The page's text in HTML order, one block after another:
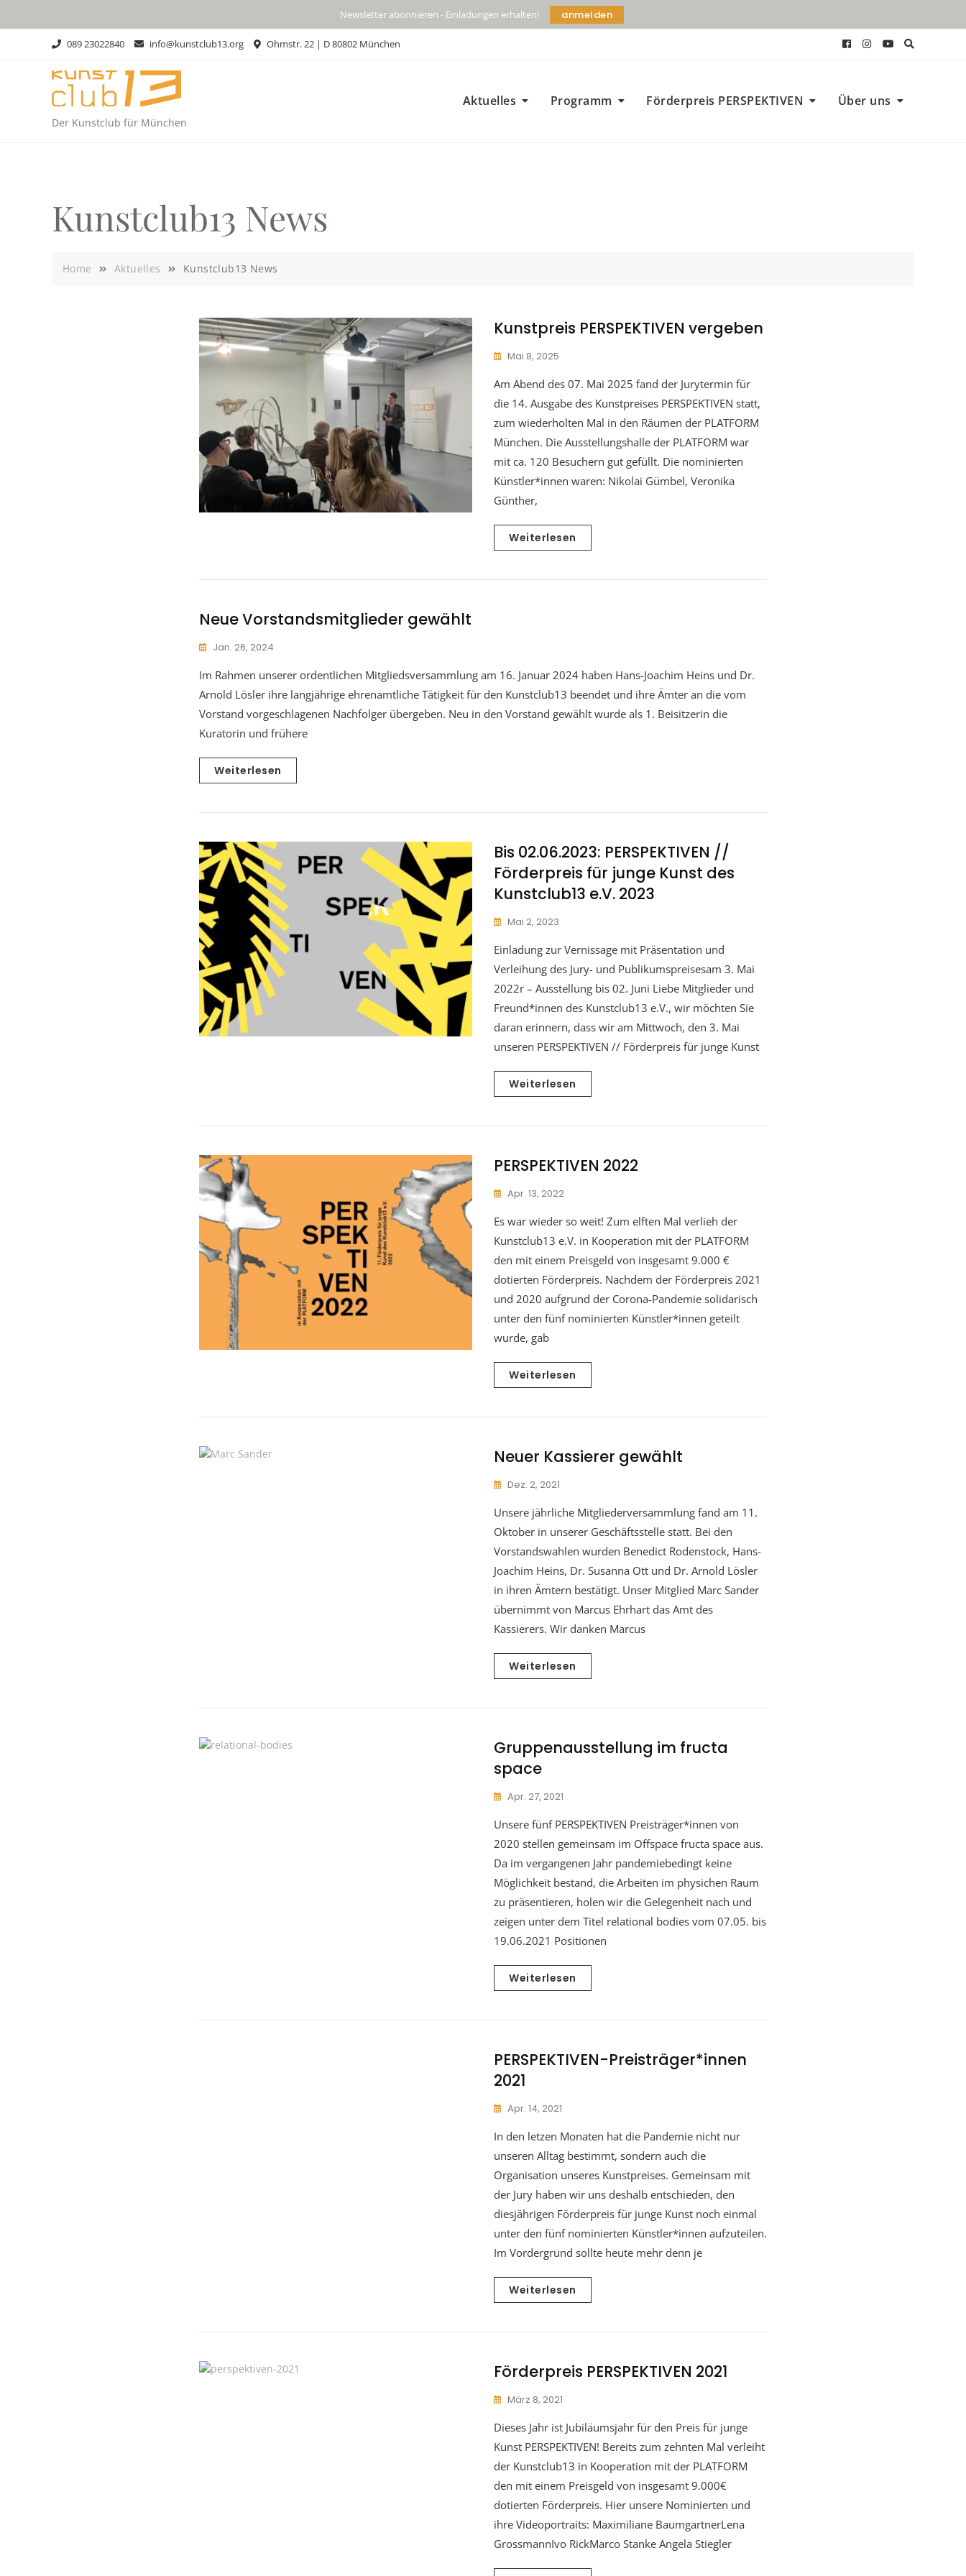
Newsletter abonnieren - Einladungen erhalten! anmelden
089 23022840 info@kunstclub13.org Ohmstr. 22 | D 80802 München
Der Kunstclub für München
Aktuelles Programm Förderpreis PERSPEKTIVEN Über uns
Kunstclub13 News
Home Aktuelles Kunstclub13 News
Kunstpreis PERSPEKTIVEN vergeben
Mai 8, 2025
Am Abend des 07. Mai 2025 fand der Jurytermin für
die 14. Ausgabe des Kunstpreises PERSPEKTIVEN statt,
zum wiederholten Mal in den Räumen der PLATFORM
München. Die Ausstellungshalle der PLATFORM war
mit ca. 120 Besuchern gut gefüllt. Die nominierten
Künstler*innen waren: Nikolai Gümbel, Veronika
Günther,
Weiterlesen
Neue Vorstandsmitglieder gewählt
Jan. 26, 2024
Im Rahmen unserer ordentlichen Mitgliedsversammlung am 16. Januar 2024 haben Hans-Joachim Heins und Dr.
Arnold Lösler ihre langjährige ehrenamtliche Tätigkeit für den Kunstclub13 beendet und ihre Ämter an die vom
Vorstand vorgeschlagenen Nachfolger übergeben. Neu in den Vorstand gewählt wurde als 1. Beisitzerin die
Kuratorin und frühere
Weiterlesen
Bis 02.06.2023: PERSPEKTIVEN //
Förderpreis für junge Kunst des
Kunstclub13 e.V. 2023
Mai 2, 2023
Einladung zur Vernissage mit Präsentation und
Verleihung des Jury- und Publikumspreisesam 3. Mai
2022r – Ausstellung bis 02. Juni Liebe Mitglieder und
Freund*innen des Kunstclub13 e.V., wir möchten Sie
daran erinnern, dass wir am Mittwoch, den 3. Mai
unseren PERSPEKTIVEN // Förderpreis für junge Kunst
Weiterlesen
PERSPEKTIVEN 2022
Apr. 13, 2022
Es war wieder so weit! Zum elften Mal verlieh der
Kunstclub13 e.V. in Kooperation mit der PLATFORM
den mit einem Preisgeld von insgesamt 9.000 €
dotierten Förderpreis. Nachdem der Förderpreis 2021
und 2020 aufgrund der Corona-Pandemie solidarisch
unter den fünf nominierten Künstler*innen geteilt
wurde, gab
Weiterlesen
Neuer Kassierer gewählt
Dez. 2, 2021
Unsere jährliche Mitgliederversammlung fand am 11.
Oktober in unserer Geschäftsstelle statt. Bei den
Vorstandswahlen wurden Benedict Rodenstock, Hans-
Joachim Heins, Dr. Susanna Ott und Dr. Arnold Lösler
in ihren Ämtern bestätigt. Unser Mitglied Marc Sander
übernimmt von Marcus Ehrhart das Amt des
Kassierers. Wir danken Marcus
Weiterlesen
Gruppenausstellung im fructa
space
Apr. 27, 2021
Unsere fünf PERSPEKTIVEN Preisträger*innen von
2020 stellen gemeinsam im Offspace fructa space aus.
Da im vergangenen Jahr pandemiebedingt keine
Möglichkeit bestand, die Arbeiten im physichen Raum
zu präsentieren, holen wir die Gelegenheit nach und
zeigen unter dem Titel relational bodies vom 07.05. bis
19.06.2021 Positionen
Weiterlesen
PERSPEKTIVEN-Preisträger*innen
2021
Apr. 14, 2021
In den letzen Monaten hat die Pandemie nicht nur
unseren Alltag bestimmt, sondern auch die
Organisation unseres Kunstpreises. Gemeinsam mit
der Jury haben wir uns deshalb entschieden, den
diesjährigen Förderpreis für junge Kunst noch einmal
unter den fünf nominierten Künstler*innen aufzuteilen.
Im Vordergrund sollte heute mehr denn je
Weiterlesen
Förderpreis PERSPEKTIVEN 2021
März 8, 2021
Dieses Jahr ist Jubiläumsjahr für den Preis für junge
Kunst PERSPEKTIVEN! Bereits zum zehnten Mal verleiht
der Kunstclub13 in Kooperation mit der PLATFORM
den mit einem Preisgeld von insgesamt 9.000€
dotierten Förderpreis. Hier unsere Nominierten und
ihre Videoportraits: Maximiliane BaumgartnerLena
GrossmannIvo RickMarco Stanke Angela Stiegler